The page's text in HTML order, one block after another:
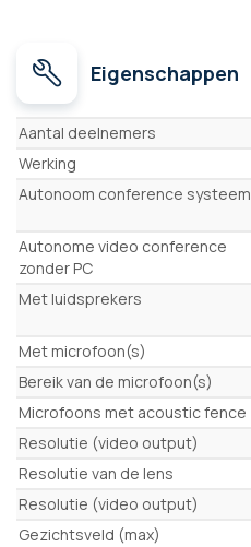
Eigenschappen
Eigenschappen
Aantal deelnemers
Werking
Autonoom conference systeem
Autonome video conference
zonder PC
Met luidsprekers
Met microfoon(s)
Bereik van de microfoon(s)
Microfoons met acoustic fence
Resolutie (video output)
Resolutie van de lens
Resolutie (video output)
Gezichtsveld (max)